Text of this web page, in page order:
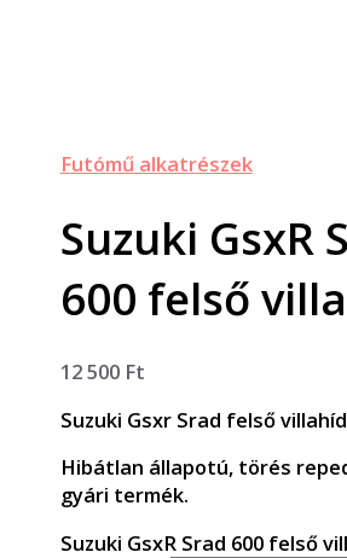
Futómű alkatrészek
Suzuki GsxR
600 felső
12 500 Ft
Suzuki Gsxr Srad felső
Hibátlan állapotú, törés
gyári termék.
Suzuki GsxR Srad 600 felső